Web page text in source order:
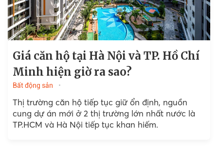
Giá căn hộ tại Hà Nội và TP. Hồ Chí
Minh hiện giờ ra sao?
Bất động sản
Thị trường căn hộ tiếp tục giữ ổn định, nguồn
cung dự án mới ở 2 thị trường lớn nhất nước là
TP.HCM và Hà Nội tiếp tục khan hiếm.